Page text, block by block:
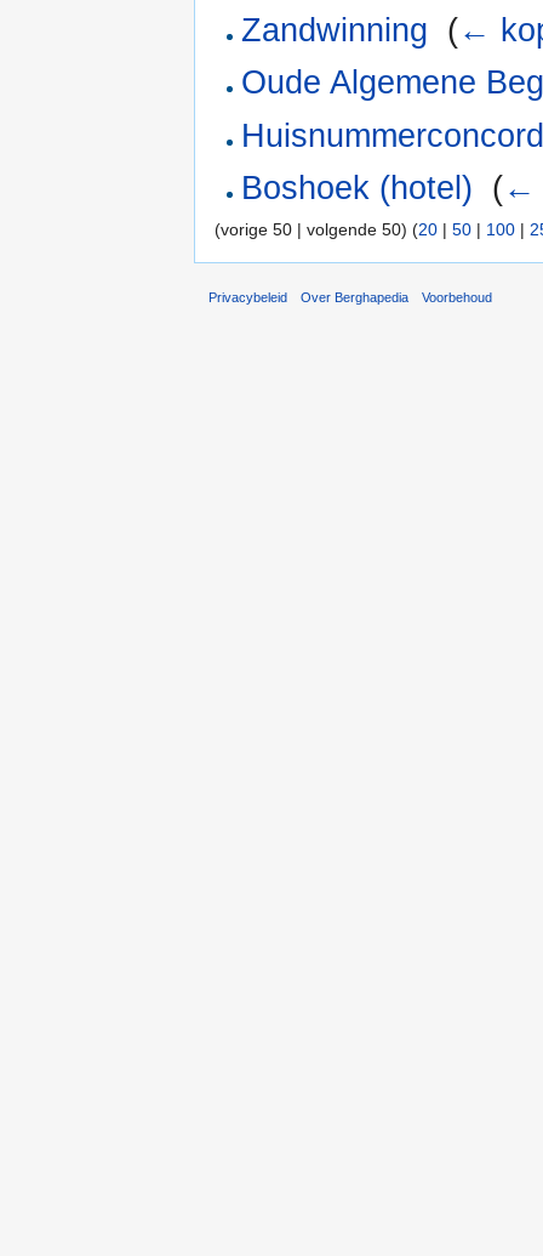
Zandwinning (←
Oude Algemene
Boshoek (hotel) (←
(vorige 50 | volgende 50) (20 | 50 | 100 |
Privacybeleid Over Berghapedia Voorbehoud